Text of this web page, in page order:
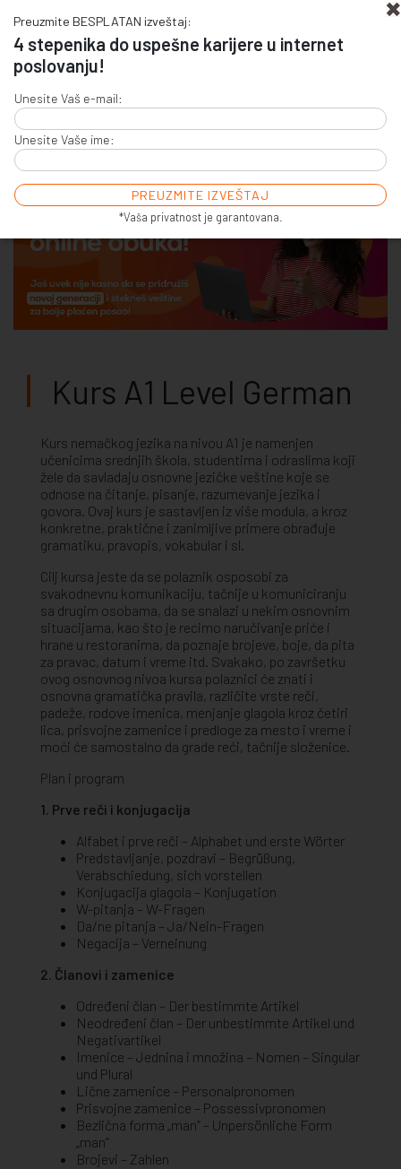
Preuzmite BESPLATAN izveštaj:
4 stepenika do uspešne karijere u internet
poslovanju!
Unesite Vaš e-mail:
Unesite Vaše ime:
*Vaša privatnost je garantovana.
+381 (0)11 7856 156
E-COMMERCE & SALES
ONLINE ADVERTISING
E-BUSINESS & E-MARKETING
Kurs A1 Level German
Kurs nemačkog jezika na nivou A1 je namenjen
učenicima srednjih škola, studentima i odraslima koji
žele da savladaju osnovne jezičke veštine koje se
odnose na čitanje, pisanje, razumevanje jezika i
govora. Ovaj kurs je sastavljen iz više modula, a kroz
konkretne, praktične i zanimljive primere obrađuje
gramatiku, pravopis, vokabular i sl.
Cilj kursa jeste da se polaznik osposobi za
svakodnevnu komunikaciju, tačnije u komuniciranju
sa drugim osobama, da se snalazi u nekim osnovnim
situacijama, kao što je recimo naručivanje priće i
hrane u restoranima, da poznaje brojeve, boje, da pita
za pravac, datum i vreme itd. Svakako, po završetku
ovog osnovnog nivoa kursa polaznici će znati i
osnovna gramatička pravila, različite vrste reči,
padeže, rodove imenica, menjanje glagola kroz četiri
lica, prisvojne zamenice i predloge za mesto i vreme i
moći će samostalno da grade reći, tačnije složenice.
Plan i program
1. Prve reči i konjugacija
Alfabet i prve reči – Alphabet und erste Wörter
Predstavljanje, pozdravi – Begrüßung,
Verabschiedung, sich vorstellen
Konjugacija glagola – Konjugation
W-pitanja – W-Fragen
Da/ne pitanja – Ja/Nein-Fragen
Negacija – Verneinung
2. Članovi i zamenice
Određeni član – Der bestimmte Artikel
Neodređeni član – Der unbestimmte Artikel und
Negativartikel
Imenice – Jednina i množina – Nomen – Singular
und Plural
Lične zamenice – Personalpronomen
Prisvojne zamenice – Possessivpronomen
Bezlična forma „man” – Unpersönliche Form
„man”
Brojevi – Zahlen